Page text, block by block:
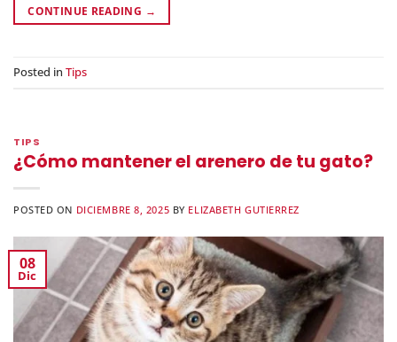
CONTINUE READING →
Posted in Tips
TIPS
¿Cómo mantener el arenero de tu gato?
POSTED ON DICIEMBRE 8, 2025 BY ELIZABETH GUTIERREZ
08
Dic